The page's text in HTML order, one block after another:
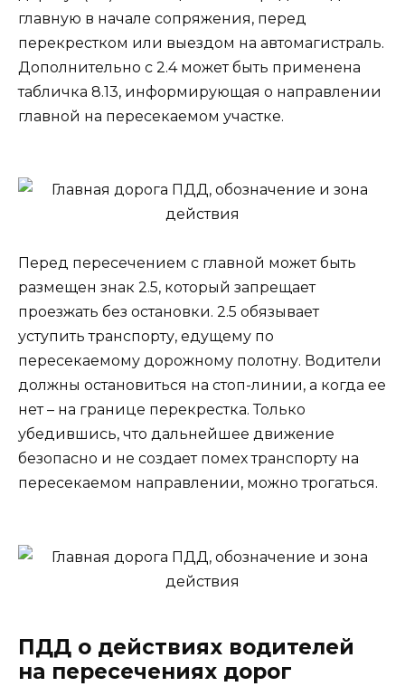
главную в начале сопряжения, перед
перекрестком или выездом на автомагистраль.
Дополнительно с 2.4 может быть применена
табличка 8.13, информирующая о направлении
главной на пересекаемом участке.
Перед пересечением с главной может быть
размещен знак 2.5, который запрещает
проезжать без остановки. 2.5 обязывает
уступить транспорту, едущему по
пересекаемому дорожному полотну. Водители
должны остановиться на стоп-линии, а когда ее
нет – на границе перекрестка. Только
убедившись, что дальнейшее движение
безопасно и не создает помех транспорту на
пересекаемом направлении, можно трогаться.
ПДД о действиях водителей
на пересечениях дорог